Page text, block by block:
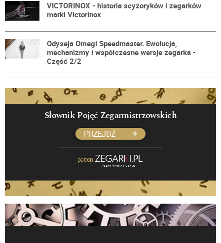
VICTORINOX - historia scyzoryków i zegarków
marki Victorinox
Odyseja Omegi Speedmaster. Ewolucja,
mechanizmy i współczesne wersje zegarka -
Część 2/2
Słownik Pojęć Zegarmistrzowskich
PRZEJDŹ
patron